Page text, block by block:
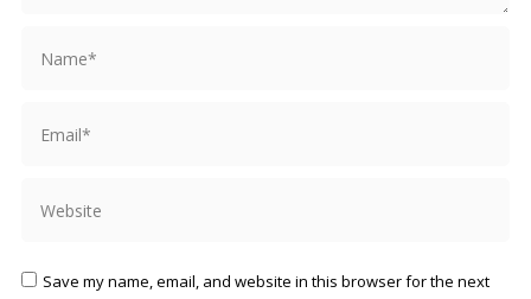
Save my name, email, and website in this browser for the next